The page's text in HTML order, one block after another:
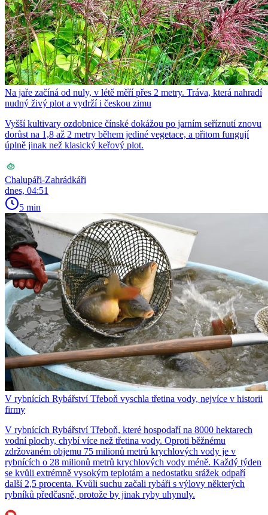
Na jaře začíná od nuly, v létě měří přes 2 metry. Tráva, která nahradí
nudný živý plot a vydrží i českou zimu
Vyšší kultivary ozdobnice čínské dokážou po jarním seříznutí znovu
dorůst na 1,8 až 2 metry během jediné vegetace, a přitom fungují
úplně jinak než klasický keřový plot.
Chalupáři-Zahrádkáři
dnes, 04:51
5 min
V rybnících Rybářství Třeboň vyschla třetina vody, nejvíce v historii
firmy
V rybnících Rybářství Třeboň, které hospodaří na 8000 hektarech
vodní plochy, chybí více než třetina vody. Oproti běžnému
zdržovaném objemu 75 milionů metrů krychlových vody je v
rybnících o 28 milionů metrů krychlových vody méně. Každý týden
se kvůli extrémně vysokým teplotám a nedostatku srážek odpaří
další 2,5 procenta. Kvůli suchu začali rybáři s výlovy některých
rybníků předčasně, protože by jinak ryby uhynuly.